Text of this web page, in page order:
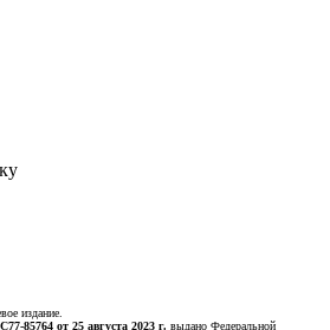
издание.
85764 от 25 августа 2023 г. выдано Федеральной